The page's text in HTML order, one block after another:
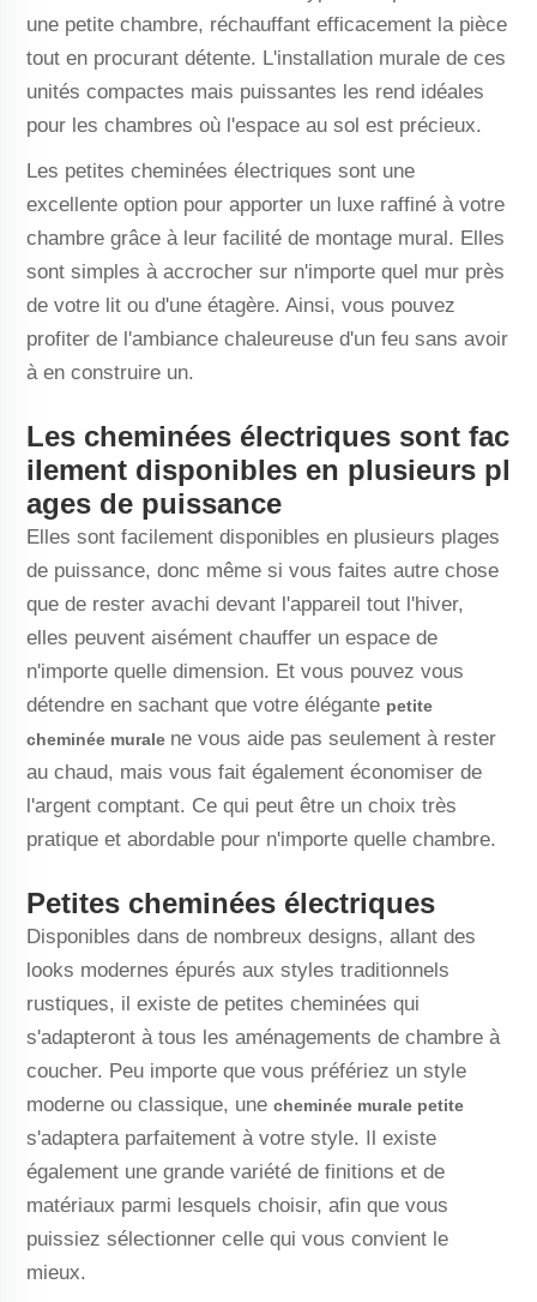
une petite chambre, réchauffant efficacement la pièce
tout en procurant détente. L'installation murale de ces
unités compactes mais puissantes les rend idéales
pour les chambres où l'espace au sol est précieux.
Les petites cheminées électriques sont une
excellente option pour apporter un luxe raffiné à votre
chambre grâce à leur facilité de montage mural. Elles
sont simples à accrocher sur n'importe quel mur près
de votre lit ou d'une étagère. Ainsi, vous pouvez
profiter de l'ambiance chaleureuse d'un feu sans avoir
à en construire un.
Les cheminées électriques sont fac
ilement disponibles en plusieurs pl
ages de puissance
Elles sont facilement disponibles en plusieurs plages
de puissance, donc même si vous faites autre chose
que de rester avachi devant l'appareil tout l'hiver,
elles peuvent aisément chauffer un espace de
n'importe quelle dimension. Et vous pouvez vous
détendre en sachant que votre élégante petite
cheminée murale ne vous aide pas seulement à rester
au chaud, mais vous fait également économiser de
l'argent comptant. Ce qui peut être un choix très
pratique et abordable pour n'importe quelle chambre.
Petites cheminées électriques
Disponibles dans de nombreux designs, allant des
looks modernes épurés aux styles traditionnels
rustiques, il existe de petites cheminées qui
s'adapteront à tous les aménagements de chambre à
coucher. Peu importe que vous préfériez un style
moderne ou classique, une cheminée murale petite
s'adaptera parfaitement à votre style. Il existe
également une grande variété de finitions et de
matériaux parmi lesquels choisir, afin que vous
puissiez sélectionner celle qui vous convient le
mieux.